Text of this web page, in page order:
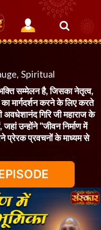
Spiritual
सम्मेलन है, जिसका नेतृत्व,
मार्गदर्शन करने के लिए करते
अवधेशानंद गिरि जी महाराज के
उन्होंने "जीवन निर्माण में
प्रेरक प्रवचनों के माध्यम से